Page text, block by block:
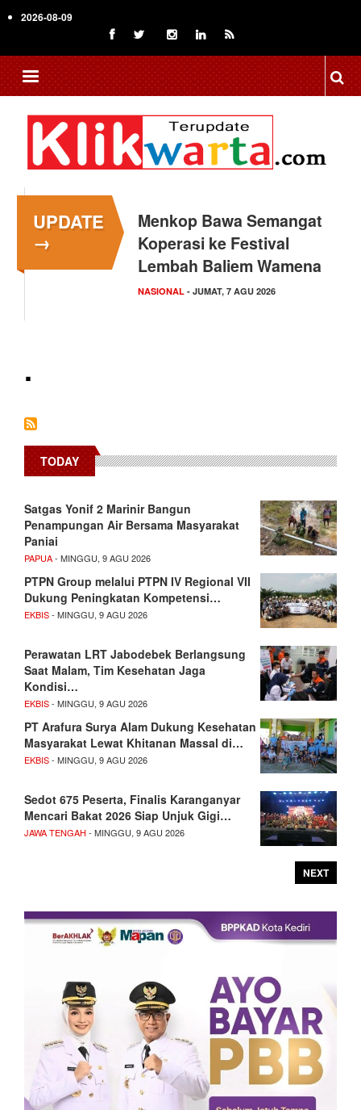
to
content
2026-08-09
UPDATE
→
Menkop Bawa Semangat
Koperasi ke Festival
Lembah Baliem Wamena
NASIONAL - JUMAT, 7 AGU 2026
.
TODAY
Satgas Yonif 2 Marinir Bangun
Penampungan Air Bersama Masyarakat
Paniai
PAPUA- MINGGU, 9 AGU 2026
PTPN Group melalui PTPN IV Regional VII
Dukung Peningkatan Kompetensi…
EKBIS- MINGGU, 9 AGU 2026
Perawatan LRT Jabodebek Berlangsung
Saat Malam, Tim Kesehatan Jaga
Kondisi…
EKBIS- MINGGU, 9 AGU 2026
PT Arafura Surya Alam Dukung Kesehatan
Masyarakat Lewat Khitanan Massal di…
EKBIS- MINGGU, 9 AGU 2026
Sedot 675 Peserta, Finalis Karanganyar
Mencari Bakat 2026 Siap Unjuk Gigi…
JAWA TENGAH - MINGGU, 9 AGU 2026
NEXT